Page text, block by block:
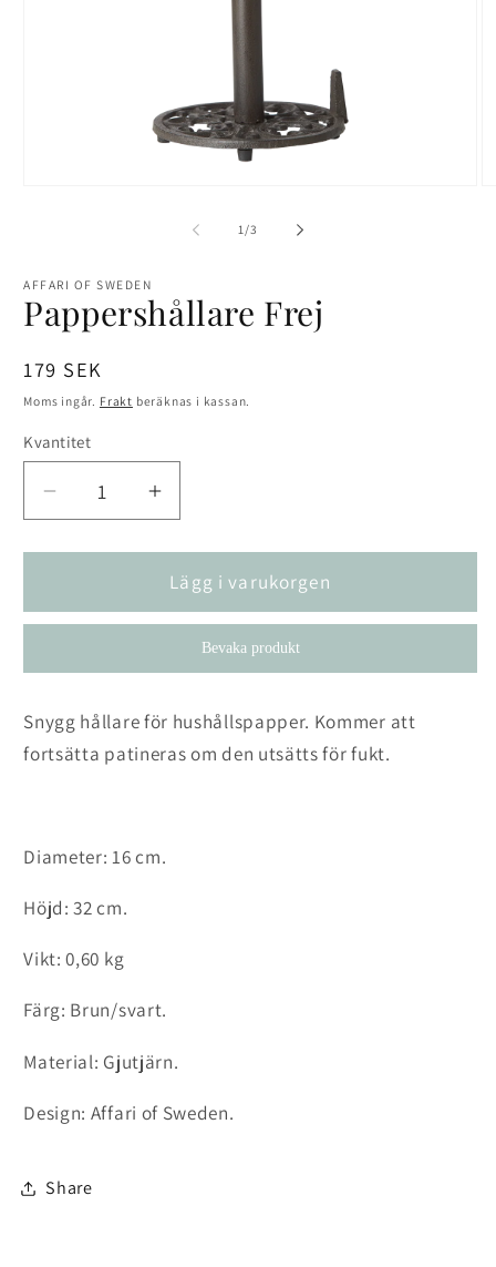
1/av
3
AFFARI OF SWEDEN
Pappershållare Frej
Ordinarie
pris
179 SEK
Moms ingår. Frakt beräknas i kassan.
Kvantitet
Kvantitet
Minska
kvantitet
för
Pappershållare
Frej
Öka
kvantitet
för
Pappershållare
Frej
Lägg i varukorgen
Bevaka produkt
Snygg hållare för hushållspapper. Kommer att
fortsätta patineras om den utsätts för fukt.
Diameter: 16 cm.
Höjd: 32 cm.
Vikt: 0,60 kg
Färg: Brun/svart.
Material: Gjutjärn.
Design: Affari of Sweden.
Share